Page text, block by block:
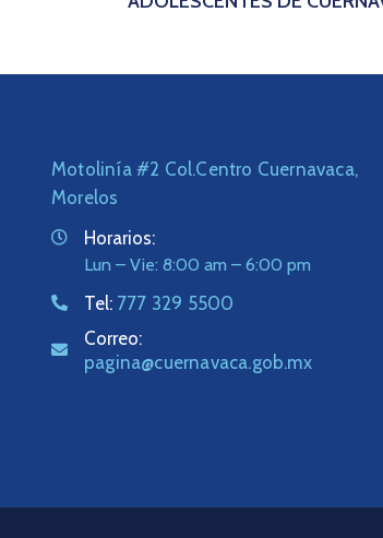
Motolinía #2 Col.Centro Cuernavaca,
Morelos
Horarios:
Lun – Vie: 8:00 am – 6:00 pm
Tel: 777 329 5500
Correo:
pagina@cuernavaca.gob.mx